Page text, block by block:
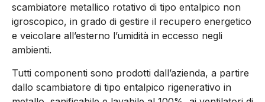
scambiatore metallico rotativo di tipo entalpico non
igroscopico, in grado di gestire il recupero energetico
e veicolare all’esterno l’umidità in eccesso negli
ambienti.
Tutti componenti sono prodotti dall’azienda, a partire
dallo scambiatore di tipo entalpico rigenerativo in